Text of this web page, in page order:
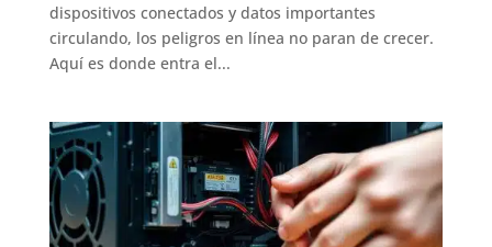
dispositivos conectados y datos importantes
circulando, los peligros en línea no paran de crecer.
Aquí es donde entra el...